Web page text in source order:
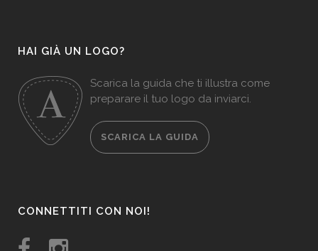
HAI GIÀ UN LOGO?
Scarica la guida che ti illustra come
preparare il tuo logo da inviarci.
SCARICA LA GUIDA
CONNETTITI CON NOI!